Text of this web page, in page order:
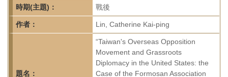
史
研
時期(主題)： 戰後
作者： Lin, Catherine Kai-ping
題名：
“Taiwan's Overseas Opposition
Movement and Grassroots
Diplomacy in the United States: the
Case of the Formosan Association